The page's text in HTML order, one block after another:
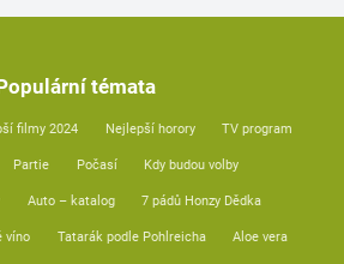
témata
filmy 2024 Nejlepší horory TV program
Partie Počasí Kdy budou volby
Auto – katalog 7 pádů Honzy Dědka
víno Tatarák podle Pohlreicha Aloe vera